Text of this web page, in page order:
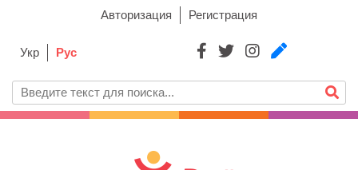
Авторизация Регистрация
Укр Рус